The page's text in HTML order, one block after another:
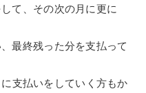
て、その次の月に更に
最終残った分を支払って
支払いをしていく方もか